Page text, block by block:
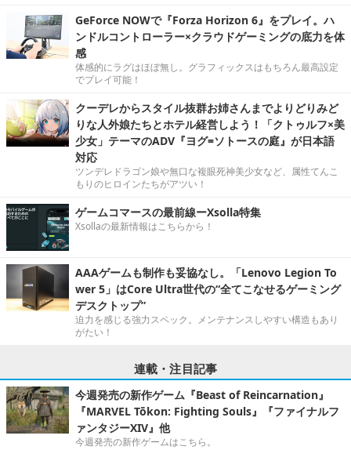
GeForce NOWで『Forza Horizon 6』をプレイ。ハ
ンドルコントローラー×クラウドゲーミングの底力を体
感
体感的にラグはほぼ無し。グラフィックスはもちろん最高設定
でプレイ可能！
クーデレからスタイル抜群お姉さんまでよりどりみど
りな人外娘たちとホテル経営しよう！「クトゥルフ×美
少女」テーマのADV『ヨグ=ソトースの庭』が日本語
対応
ツンデレドラゴン娘や無口な複眼死神美少女など、属性てんこ
もりのヒロインたちがアツい！
ゲームコマースの最前線ーXsolla特集
Xsollaの最新情報はこちらから！
AAAゲームも制作も妥協なし。「Lenovo Legion To
wer 5」はCore Ultra世代の“全てこなせるゲーミング
デスクトップ”
迫力を感じる強力スペック。メンテナンスしやすい構造もあり
がたい！
連載・注目記事
今週発売の新作ゲーム『Beast of Reincarnation』
『MARVEL Tōkon: Fighting Souls』『ファイナルフ
ァンタジーXIV』他
今週発売の新作ゲームはこちら。